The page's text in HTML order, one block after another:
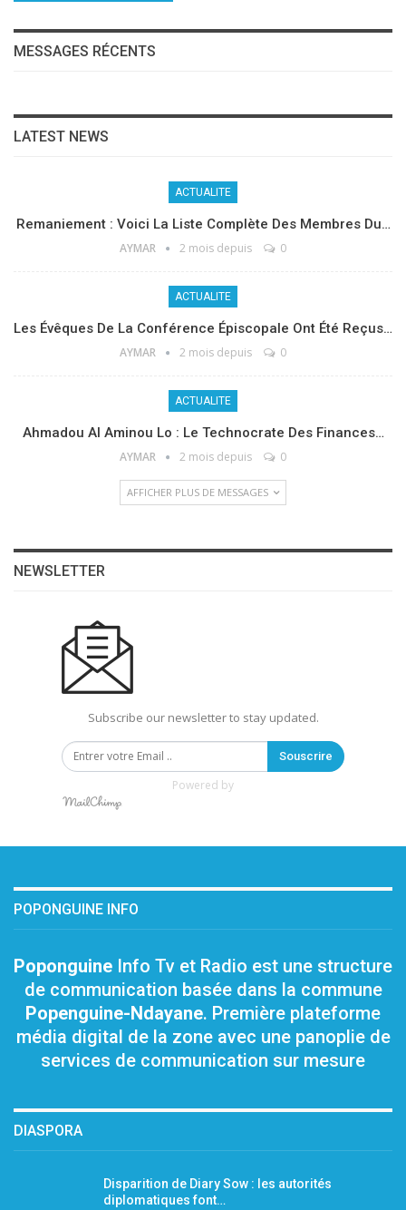
MESSAGES RÉCENTS
LATEST NEWS
ACTUALITE
Remaniement : Voici La Liste Complète Des Membres Du…
AYMAR 2 mois depuis 0
ACTUALITE
Les Évêques De La Conférence Épiscopale Ont Été Reçus…
AYMAR 2 mois depuis 0
ACTUALITE
Ahmadou Al Aminou Lo : Le Technocrate Des Finances…
AYMAR 2 mois depuis 0
AFFICHER PLUS DE MESSAGES
NEWSLETTER
Subscribe our newsletter to stay updated.
Souscrire
Powered by
POPONGUINE INFO
Poponguine Info Tv et Radio est une structure
de communication basée dans la commune
Popenguine-Ndayane. Première plateforme
média digital de la zone avec une panoplie de
services de communication sur mesure
DIASPORA
Disparition de Diary Sow : les autorités
diplomatiques font…